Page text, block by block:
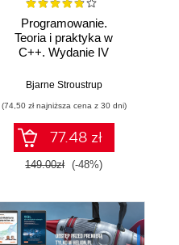
Programowanie.
Teoria i praktyka w
C++. Wydanie IV
Bjarne Stroustrup
(74,50 zł najniższa cena z 30 dni)
77.48 zł
149.00zł (-48%)